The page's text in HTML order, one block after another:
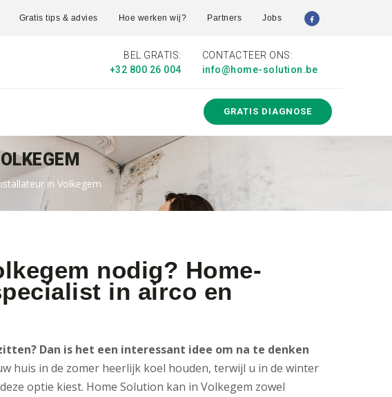
Gratis tips & advies Hoe werken wij? Partners Jobs
BEL GRATIS:
+32 800 26 004
CONTACTEER ONS:
info@home-solution.be
GRATIS DIAGNOSE
in Volkegem
nodig? Home-
in airco en
Dan is het een interessant idee om na te denken
huis in de zomer heerlijk koel houden, terwijl u in de winter
optie kiest. Home Solution kan in Volkegem zowel